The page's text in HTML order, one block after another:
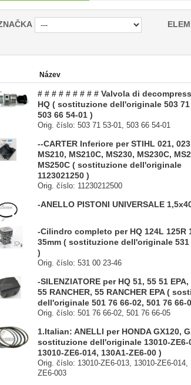
Název
# # # # # # # # # Valvola di
HQ ( sostituzione dell'originale 503 71
503 66 54-01 )
Orig. číslo: 503 71 53-01, 503 66 54-01
--CARTER Inferiore per STIHL 021,
MS210, MS210C, MS230, MS230C,
MS250C ( sostituzione dell'originale
1123021250 )
Orig. číslo: 11230212500
-ANELLO PISTONI UNIVERSALE
-Cilindro completo per HQ 124L 125R
35mm ( sostituzione dell'originale 531
)
Orig. číslo: 531 00 23-46
-SILENZIATORE per HQ 51, 55 51 EPA,
55 RANCHER, 55 RANCHER EPA (
dell'originale 501 76 66-02, 501 76 66-
Orig. číslo: 501 76 66-02, 501 76 66-05
1.Italian: ANELLI per HONDA GX120,
sostituzione dell'originale 13010-ZE6-
13010-ZE6-014, 130A1-ZE6-00 )
Orig. číslo: 13010-ZE6-013, 13010-ZE6-014,
ZE6-003